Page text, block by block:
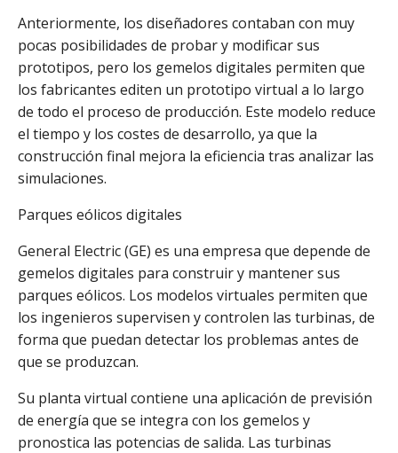
Anteriormente, los diseñadores contaban con muy
pocas posibilidades de probar y modificar sus
prototipos, pero los gemelos digitales permiten que
los fabricantes editen un prototipo virtual a lo largo
de todo el proceso de producción. Este modelo reduce
el tiempo y los costes de desarrollo, ya que la
construcción final mejora la eficiencia tras analizar las
simulaciones.
Parques eólicos digitales
General Electric (GE) es una empresa que depende de
gemelos digitales para construir y mantener sus
parques eólicos. Los modelos virtuales permiten que
los ingenieros supervisen y controlen las turbinas, de
forma que puedan detectar los problemas antes de
que se produzcan.
Su planta virtual contiene una aplicación de previsión
de energía que se integra con los gemelos y
pronostica las potencias de salida. Las turbinas